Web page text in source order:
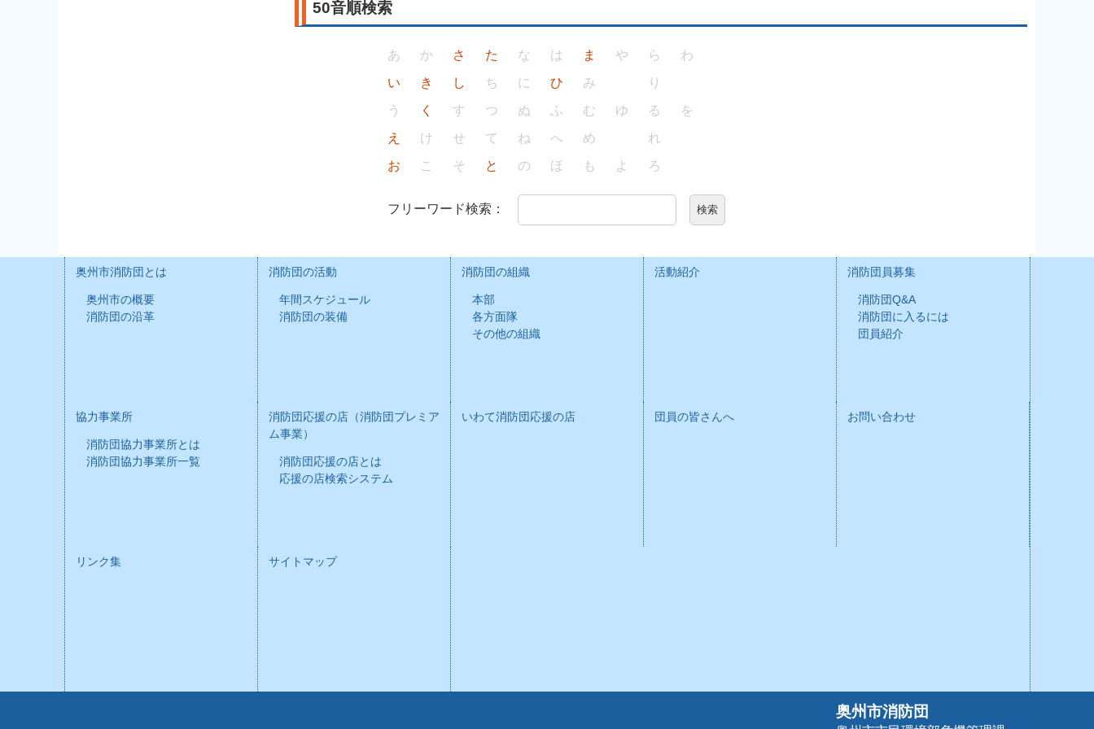
50音順検索
あ
い
う
え
お
か
き
く
け
こ
さ
し
す
せ
そ
た
ち
つ
て
と
な
に
ぬ
ね
の
は
ひ
ふ
へ
ほ
ま
み
む
め
も
や
ゆ
よ
ら
り
る
れ
ろ
わ
を
フリーワード検索：
奥州市消防団とは
奥州市の概要
消防団の沿革
消防団の活動
年間スケジュール
消防団の装備
消防団の組織
本部
各方面隊
その他の組織
活動紹介 消防団員募集
消防団Q&A
消防団に入るには
団員紹介
協力事業所
消防団協力事業所とは
消防団協力事業所一覧
消防団応援の店（消防団プレミア
ム事業）
消防団応援の店とは
応援の店検索システム
いわて消防団応援の店 団員の皆さんへ お問い合わせ
リンク集 サイトマップ
奥州市消防団